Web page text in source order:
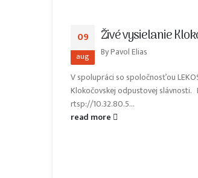
09
aug
Živé vysielanie
ByPavol Elias
V spolupráci so spoločnosťou
Klokočovskej odpustovej slávnosti.
rtsp://10.32.80.5...
read more